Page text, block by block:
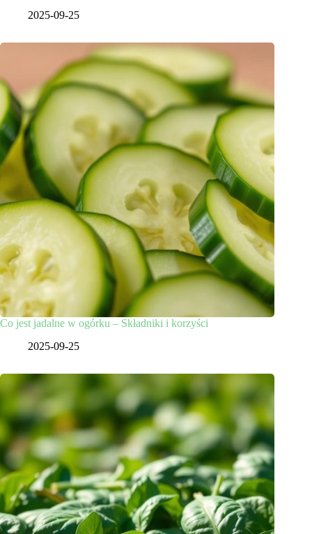
2025-09-25
Co jest jadalne w ogórku – Składniki i korzyści
2025-09-25